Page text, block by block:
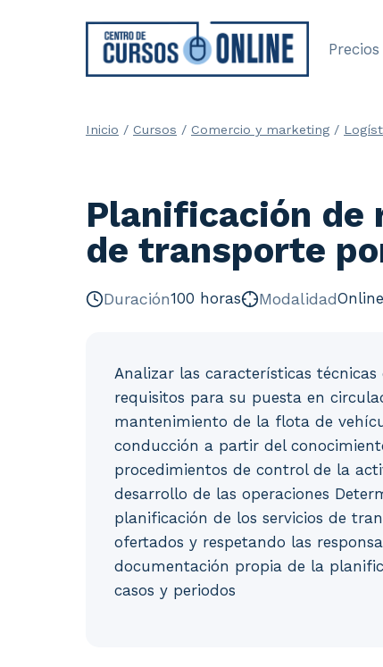
Precios
Inicio / Cursos / Comercio y marketing /
Planificación de
de transporte
Duración100 horas ModalidadOnline
Analizar las características
requisitos para su puesta en
mantenimiento de la flota de
conducción a partir del
procedimientos de control de la
desarrollo de las operaciones
planificación de los servicios de
ofertados y respetando las
documentación propia de la
casos y periodos